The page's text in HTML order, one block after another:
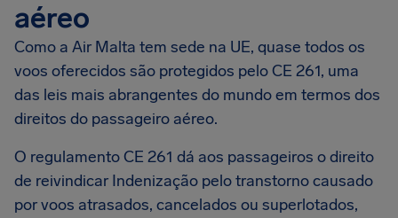
aéreo
Como a Air Malta tem sede na UE, quase todos os
voos oferecidos são protegidos pelo CE 261, uma
das leis mais abrangentes do mundo em termos dos
direitos do passageiro aéreo.
O regulamento CE 261 dá aos passageiros o direito
de reivindicar Indenização pelo transtorno causado
por voos atrasados, cancelados ou superlotados,